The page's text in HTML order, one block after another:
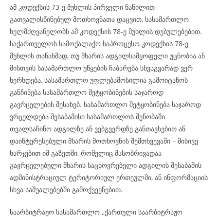
ამ კოდექსის 73-ე მუხლის პირველი ნაწილით
გათვალისწინებულ მოთხოვნათა დაცვით, სასამართლო
ხელმძღვანელობს ამ კოდექსის 78-ე მუხლის დებულებებით.
საქართველოს სამოქალაქო საპროცესო კოდექსის 78-ე
მუხლის თანახმად, თუ მხარის ადგილსამყოფელი უცნობია ან
მისთვის სასამართლო უწყების ჩაბარება სხვაგვარად ვერ
ხერხდება, სასამართლო უფლებამოსილია გამოიტანოს
განჩინება სასამართლო შეტყობინების საჯაროდ
გავრცელების შესახებ. სასამართლო შეტყობინება საჯაროდ
ვრცელდება შესაბამისი სასამართლოს შენობაში
თვალსაჩინო ადგილზე ან ვებგვერდზე განთავსებით ან
დაინტერესებული მხარის მოთხოვნის შემთხვევაში – მისივე
ხარჯებით იმ გაზეთში, რომელიც მასობრივადაა
გავრცელებული მხარის საცხოვრებელი ადგილის შესაბამის
ადმინისტრაციულ ტერიტორიულ ერთეულში, ან ინფორმაციის
სხვა საშუალებებში გამოქვეყნებით.
საარბიტრაჟო სასამართლო ,,ქართული საარბიტრაჟო